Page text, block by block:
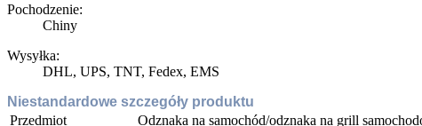
Pochodzenie:
Chiny
Wysyłka:
DHL, UPS, TNT, Fedex, EMS
Niestandardowe szczegóły produktu
Przedmiot
Odznaka na samochód/odznaka na grill